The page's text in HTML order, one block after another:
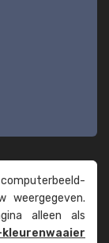
weer­gegeven.
alleen als
kleuren­waaier